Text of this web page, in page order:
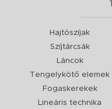
Hajtószíjak
Szíjtárcsák
Láncok
Tengelykötő elemek
Fogaskerekek
Lineáris technika